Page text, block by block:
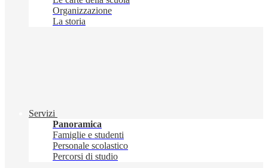
Organizzazione
La storia
Servizi
Panoramica
Famiglie e studenti
Personale scolastico
Percorsi di studio